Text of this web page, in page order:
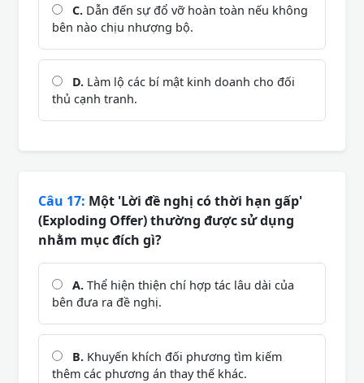
C. Dẫn đến sự đổ vỡ hoàn toàn nếu không
bên nào chịu nhượng bộ.
D. Làm lộ các bí mật kinh doanh cho đối
thủ cạnh tranh.
Câu 17: Một 'Lời đề nghị có thời hạn gấp'
(Exploding Offer) thường được sử dụng
nhằm mục đích gì?
A. Thể hiện thiện chí hợp tác lâu dài của
bên đưa ra đề nghị.
B. Khuyến khích đối phương tìm kiếm
thêm các phương án thay thế khác.